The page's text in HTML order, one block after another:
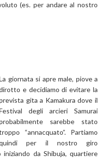
(es. per andare al nostro
giornata si apre male, piove a
e decidiamo di evitare la
gita a Kamakura dove il
degli arcieri Samurai
sarebbe stato
“annacquato”. Partiamo
per il nostro giro
da Shibuja, quartiere